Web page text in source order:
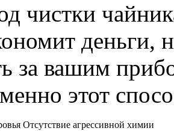
чистки
деньги,
за вашим
этот
Отсутствие агрессивной химии